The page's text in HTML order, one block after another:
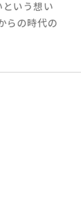
いう想い
らの時代の